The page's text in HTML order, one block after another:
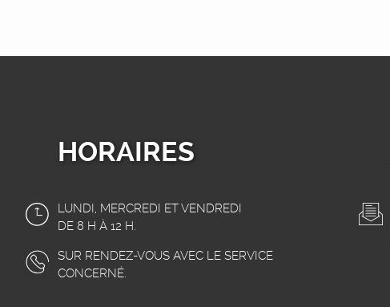
HORAIRES
LUNDI, MERCREDI ET VENDREDI
DE 8 H À 12 H.
SUR RENDEZ-VOUS AVEC LE SERVICE
CONCERNÉ.